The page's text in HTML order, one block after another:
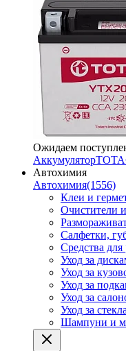
Ожидаем
Аккумулятор
Автохимия
Автохимия(1556)
Клеи и
Очистители
Салфетки,
Средства для
Уход за
Уход за
Уход за
Уход за
Уход за
Шампуни и